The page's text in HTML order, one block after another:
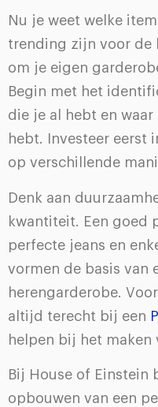
Nu je weet welke
trending zijn voor de
om je eigen
Begin met het
die je al hebt en
hebt. Investeer eerst
op verschillende
Denk aan
kwantiteit. Een goed
perfecte jeans en
vormen de basis van
herengarderobe.
altijd terecht bij een
helpen bij het maken
Bij House of Einstein
opbouwen van een